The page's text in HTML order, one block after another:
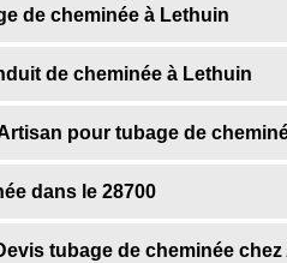
de cheminée à Lethuin
de cheminée à Lethuin
pour tubage de
dans le 28700
tubage de cheminée